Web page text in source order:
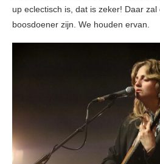
up eclectisch is, dat is zeker! Daar
boosdoener zijn. We houden ervan.